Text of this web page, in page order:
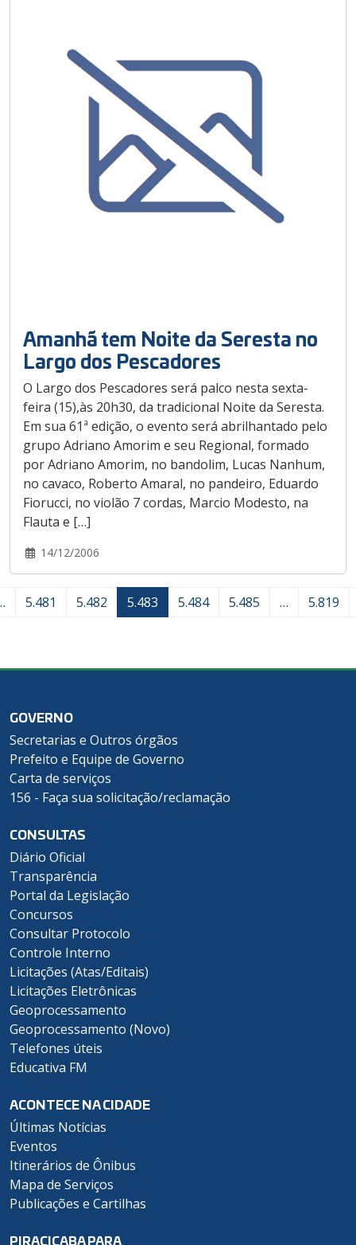
Amanhã tem Noite da Seresta no
Largo dos Pescadores
O Largo dos Pescadores será palco nesta sexta-
feira (15),às 20h30, da tradicional Noite da Seresta.
Em sua 61ª edição, o evento será abrilhantado pelo
grupo Adriano Amorim e seu Regional, formado
por Adriano Amorim, no bandolim, Lucas Nanhum,
no cavaco, Roberto Amaral, no pandeiro, Eduardo
Fiorucci, no violão 7 cordas, Marcio Modesto, na
Flauta e […]
14/12/2006
5.481 5.482 5.483 5.484 5.485 … 5.819
GOVERNO
Secretarias e Outros órgãos
Prefeito e Equipe de Governo
Carta de serviços
156 - Faça sua solicitação/reclamação
CONSULTAS
Diário Oficial
Transparência
Portal da Legislação
Concursos
Consultar Protocolo
Controle Interno
Licitações (Atas/Editais)
Licitações Eletrônicas
Geoprocessamento
Geoprocessamento (Novo)
Telefones úteis
Educativa FM
ACONTECE NA CIDADE
Últimas Notícias
Eventos
Itinerários de Ônibus
Mapa de Serviços
Publicações e Cartilhas
PIRACICABA PARA